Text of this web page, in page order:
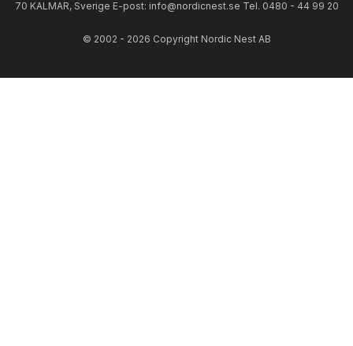
70 KALMAR, Sverige E-post: info@nordicnest.se Tel. 0480 - 44 99 20
© 2002 - 2026 Copyright Nordic Nest AB